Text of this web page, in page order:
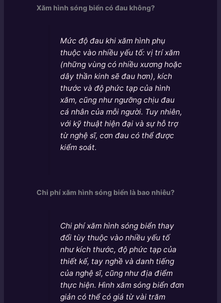
Xăm hình sóng biển có đau không?
Mức độ đau khi xăm hình phụ
thuộc vào nhiều yếu tố: vị trí xăm
(những vùng có nhiều xương hoặc
dây thần kinh sẽ đau hơn), kích
thước và độ phức tạp của hình
xăm, cũng như ngưỡng chịu đau
cá nhân của mỗi người. Tuy nhiên,
với kỹ thuật hiện đại và sự hỗ trợ
từ nghệ sĩ, cơn đau có thể được
kiểm soát.
Chi phí xăm hình sóng biển là bao nhiêu?
Chi phí xăm hình sóng biển thay
đổi tùy thuộc vào nhiều yếu tố
như kích thước, độ phức tạp của
thiết kế, tay nghề và danh tiếng
của nghệ sĩ, cũng như địa điểm
thực hiện. Hình xăm sóng biển đơn
giản có thể có giá từ vài trăm